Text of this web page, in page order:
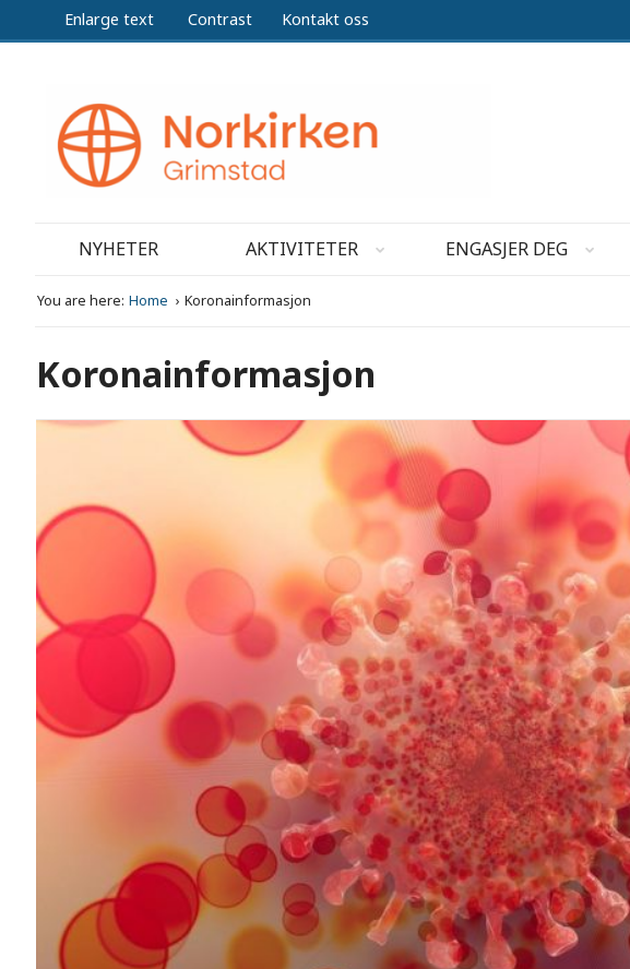
Enlarge text Contrast Kontakt oss
NYHETER AKTIVITETER ENGASJER DEG
You are here: Home Koronainformasjon
Koronainformasjon